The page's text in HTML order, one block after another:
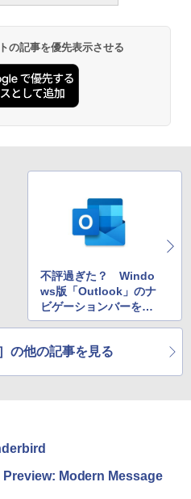
いちばんやさしい 教科書:
ニア 初心者 素人 でも安心 使い
アル AI副業にもコンテンツ作成
出版にも！ 非エンジニアのた
ディング入門シリーズ
ア・市販ソフトウェアのパーフ
トと最新エミュレータ紹介
て身につくHTML & CSSとWe
入門講座［第2版］
シグニチャーエディ
7インチディスプレイ、明
整、色調調節ライト、12週間
リー、広告なし、メタリック
Kindle Colorsoft | 16GBストレ
水、7インチカラーディスプレ
節ライト、最大8週間持続バッ
広告無し、ブラック (2025年発
Kindle Scribe Colorsoft |
カラーディスプレイ、64GBスト
ノート機能搭載、明るさ自動調
調節ライト、プレミアムペン付
の記事を優先表示させる
不評過ぎた？ Windo
ws版「Outlook」のナ
ビゲーションバーを元
に戻すオプションが追
記】
の他の記事を見る
Modern Message